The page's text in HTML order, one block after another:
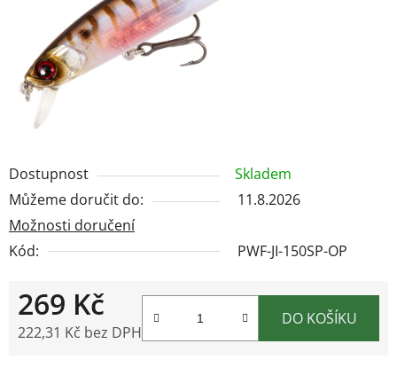
Dostupnost
Skladem
Můžeme doručit do:
11.8.2026
Možnosti doručení
Kód:
PWF-JI-150SP-OP
269 Kč
222,31 Kč bez DPH
DO KOŠÍKU